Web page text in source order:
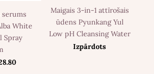
White
Spray
Maigais 3-in-1 attīrošais
ūdens Pyunkang Yul
Low pH Cleansing Water
Izpārdots